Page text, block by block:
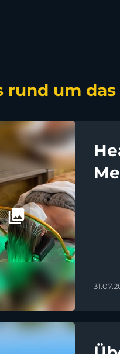
rund um